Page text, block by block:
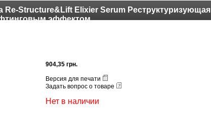
Re-Structure&Lift Elixier Serum Реструктуризующая
эффектом
904,35 грн.
Версия для печати
Задать вопрос о товаре
Нет в наличии